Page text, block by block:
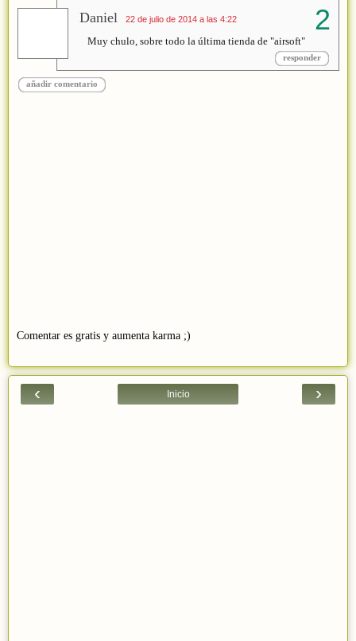
Daniel 22 de julio de 2014 a las 4:22
Muy chulo, sobre todo la última tienda de "airsoft"
responder
añadir comentario
Comentar es gratis y aumenta karma ;)
‹ ›
Inicio